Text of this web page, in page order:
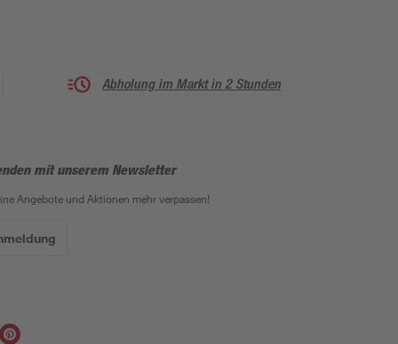
Abholung im Markt in 2 Stunden
mit unserem Newsletter
Angebote und Aktionen mehr verpassen!